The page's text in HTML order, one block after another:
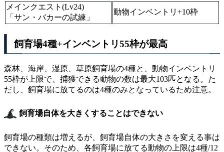
メインクエスト(Lv24)
「サン・バカーの試練」
動物インベントリ+10枠
飼育場4種+インベントリ55枠が最高
森林、海岸、湿原、草原飼育場の4種と、動物インベントリ
55枠が上限で、捕獲できる動物の数は最大103匹となる。た
だし、飼育場に放てるのは4種のみとなっているため注意。
飼育場自体を大きくすることはできない
飼育場の種類は増えるが、飼育場自体の大きさを変える事は
できない。そのため、各飼育場に放てる動物の上限は4種/12